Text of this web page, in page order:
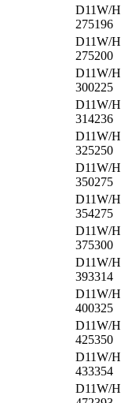
D11W/H
275196
D11W/H
275200
D11W/H
300225
D11W/H
314236
D11W/H
325250
D11W/H
350275
D11W/H
354275
D11W/H
375300
D11W/H
393314
D11W/H
400325
D11W/H
425350
D11W/H
433354
D11W/H